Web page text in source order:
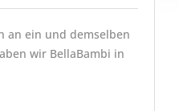
an ein und demselben
wir BellaBambi in